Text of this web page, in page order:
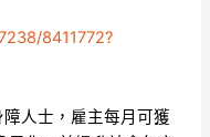
8411772?
人士，雇主每月可獲